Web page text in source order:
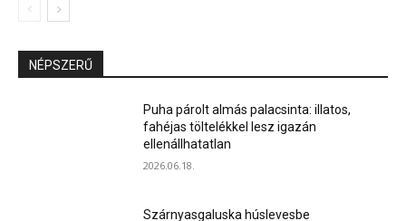
NÉPSZERŰ
Puha párolt almás palacsinta: illatos,
fahéjas töltelékkel lesz igazán
ellenállhatatlan
2026.06.18.
Szárnyasgaluska húslevesbe